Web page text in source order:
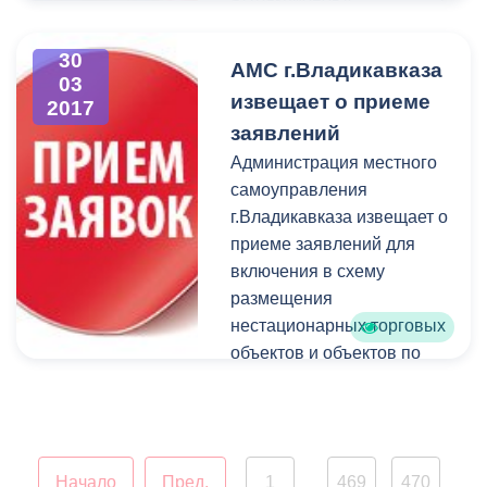
Северной Осетии-Алании.
экcпертизы во
Владикавказ. Проверку
прошли аттракционные
комплексы,
расположенные в Парке
культуры и отдыха
им.К.Л.Хетагурова, а
также возле кинотеатра
«Терек».
30
03
2017
АМС г.Владикавказа
извещает о приеме
заявлений
Администрация местного
самоуправления
г.Владикавказа извещает о
приеме заявлений для
включения в схему
размещения
нестационарных торговых
объектов и объектов по
размещения торгово-
Начало Пред.
1
469 470